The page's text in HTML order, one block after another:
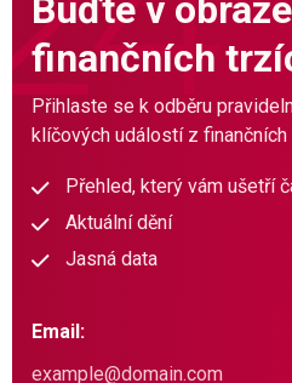
Buďte v
finančních
Přihlaste se k odběru
klíčových událostí z finančních
Přehled, který vám ušetří
Aktuální dění
Jasná data
Email: